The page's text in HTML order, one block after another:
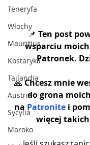
Teneryfa
Włochy
Mauritius
Kostaryka
Tajlandia
Austria
Sycylia
Maroko
📌 Ten post
wsparciu
Patronek.
🙏 Chcesz mnie
do grona
na Patronite i
więcej